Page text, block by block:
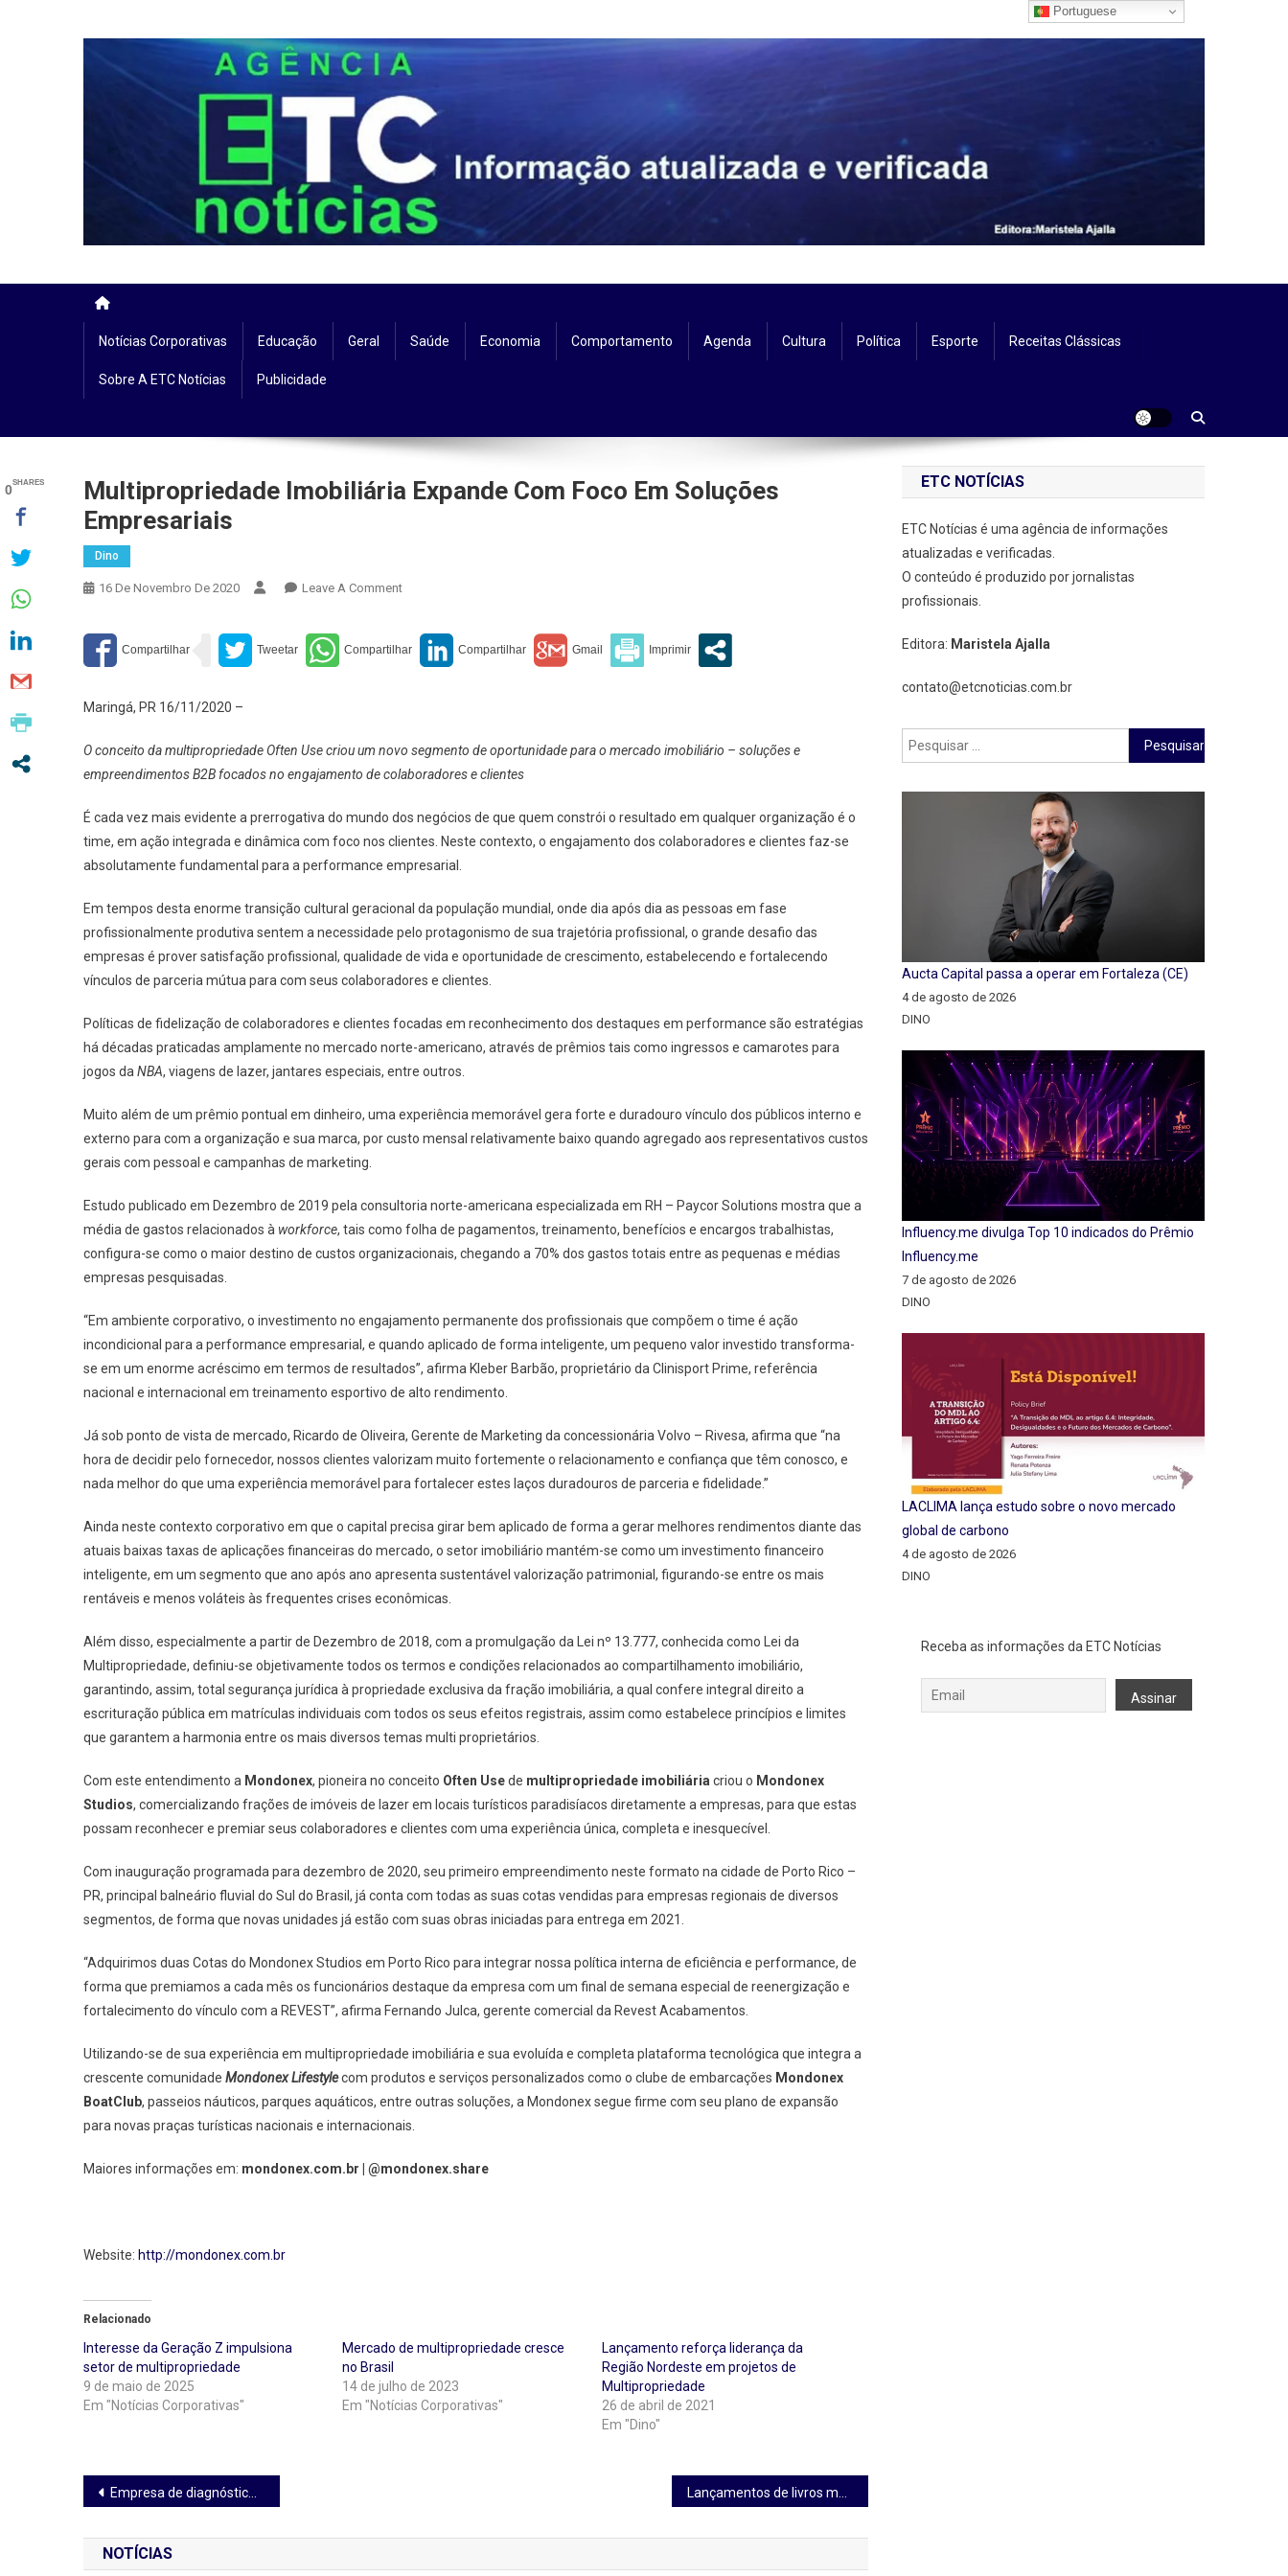
Notícias Corporativas Educação Geral Saúde Economia Comportamento Agenda Cultura Política Esporte Receitas Clássicas
Sobre A ETC Notícias Publicidade
Multipropriedade Imobiliária Expande Com Foco Em Soluções
Empresariais
Dino
16 De Novembro De 2020 Leave A CommentOn
Imobiliária
Expande
Maringá, PR 16/11/2020 –
O conceito da multipropriedade Often Use criou um novo segmento de oportunidade para o mercado imobiliário – soluções e
empreendimentos B2B focados no engajamento de colaboradores e clientes
É cada vez mais evidente a prerrogativa do mundo dos negócios de que quem constrói o resultado em qualquer organização é o
time, em ação integrada e dinâmica com foco nos clientes. Neste contexto, o engajamento dos colaboradores e clientes faz-se
absolutamente fundamental para a performance empresarial.
Em tempos desta enorme transição cultural geracional da população mundial, onde dia após dia as pessoas em fase
profissionalmente produtiva sentem a necessidade pelo protagonismo de sua trajetória profissional, o grande desafio das
empresas é prover satisfação profissional, qualidade de vida e oportunidade de crescimento, estabelecendo e fortalecendo
vínculos de parceria mútua para com seus colaboradores e clientes.
Políticas de fidelização de colaboradores e clientes focadas em reconhecimento dos destaques em performance são estratégias
há décadas praticadas amplamente no mercado norte-americano, através de prêmios tais como ingressos e camarotes para
jogos daNBA, viagens de lazer, jantares especiais, entre outros.
Muito além de um prêmio pontual em dinheiro, uma experiência memorável gera forte e duradouro vínculo dos públicos interno e
externo para com a organização e sua marca, por custo mensal relativamente baixo quando agregado aos representativos custos
gerais com pessoal e campanhas de marketing.
Estudo publicado em Dezembro de 2019 pela consultoria norte-americana especializada em RH – Paycor Solutions mostra que a
média de gastos relacionados à workforce, tais como folha de pagamentos, treinamento, benefícios e encargos trabalhistas,
configura-se como o maior destino de custos organizacionais, chegando a 70% dos gastos totais entre as pequenas e médias
empresas pesquisadas.
“Em ambiente corporativo, o investimento no engajamento permanente dos profissionais que compõem o time é ação
incondicional para a performance empresarial, e quando aplicado de forma inteligente, um pequeno valor investido transforma-
se em um enorme acréscimo em termos de resultados”, afirma Kleber Barbão, proprietário da Clinisport Prime, referência
nacional e internacional em treinamento esportivo de alto rendimento.
Já sob ponto de vista de mercado, Ricardo de Oliveira, Gerente de Marketing da concessionária Volvo – Rivesa, afirma que “na
hora de decidir pelo fornecedor, nossos clientes valorizam muito fortemente o relacionamento e confiança que têm conosco, e
nada melhor do que uma experiência memorável para fortalecer estes laços duradouros de parceria e fidelidade.”
Ainda neste contexto corporativo em que o capital precisa girar bem aplicado de forma a gerar melhores rendimentos diante das
atuais baixas taxas de aplicações financeiras do mercado, o setor imobiliário mantém-se como um investimento financeiro
inteligente, em um segmento que ano após ano apresenta sustentável valorização patrimonial, figurando-se entre os mais
rentáveis e menos voláteis às frequentes crises econômicas.
Além disso, especialmente a partir de Dezembro de 2018, com a promulgação da Lei nº 13.777, conhecida como Lei da
Multipropriedade, definiu-se objetivamente todos os termos e condições relacionados ao compartilhamento imobiliário,
garantindo, assim, total segurança jurídica à propriedade exclusiva da fração imobiliária, a qual confere integral direito a
escrituração pública em matrículas individuais com todos os seus efeitos registrais, assim como estabelece princípios e limites
que garantem a harmonia entre os mais diversos temas multi proprietários.
Com este entendimento a Mondonex, pioneira no conceito Often Usede multipropriedade imobiliáriacriou o Mondonex
Studios, comercializando frações de imóveis de lazer em locais turísticos paradisíacos diretamente a empresas, para que estas
possam reconhecer e premiar seus colaboradores e clientes com uma experiência única, completa e inesquecível.
Com inauguração programada para dezembro de 2020, seu primeiro empreendimento neste formato na cidade de Porto Rico –
PR, principal balneário fluvial do Sul do Brasil, já conta com todas as suas cotas vendidas para empresas regionais de diversos
segmentos, de forma que novas unidades já estão com suas obras iniciadas para entrega em 2021.
“Adquirimos duas Cotas do Mondonex Studios em Porto Rico para integrar nossa política interna de eficiência e performance, de
forma que premiamos a cada mês os funcionários destaque da empresa com um final de semana especial de reenergização e
fortalecimento do vínculo com a REVEST”, afirma Fernando Julca, gerente comercial da Revest Acabamentos.
Utilizando-se de sua experiência em multipropriedade imobiliária e sua evoluída e completa plataforma tecnológica que integra a
crescente comunidade Mondonex Lifestylecom produtos e serviços personalizados como o clube de embarcações Mondonex
BoatClub, passeios náuticos, parques aquáticos, entre outras soluções, a Mondonex segue firme com seu plano de expansão
para novas praças turísticas nacionais e internacionais.
Maiores informações em: mondonex.com.br | @mondonex.share
Website: http://mondonex.com.br
Relacionado
Interesse da Geração Z impulsiona
setor de multipropriedade
9 de maio de 2025
Em "Notícias Corporativas"
Mercado de multipropriedade cresce
no Brasil
14 de julho de 2023
Em "Notícias Corporativas"
Lançamento reforça liderança da
Região Nordeste em projetos de
Multipropriedade
26 de abril de 2021
Em "Dino"
Navegação
de
Post
Empresa de diagnósticos registra crescimento além das expectativas e lança novos produtos Lançamentos de livros marcam o 1º Simpósio Internacional de Direito Médico e da Saúde
NOTÍCIAS
ETC NOTÍCIAS
ETC Notícias é uma agência de informações
atualizadas e verificadas.
O conteúdo é produzido por jornalistas
profissionais.
Editora: Maristela Ajalla
contato@etcnoticias.com.br
Pesquisar
por:
Aucta Capital passa a operar em Fortaleza (CE)
4 de agosto de 2026
DINO
Influency.me divulga Top 10 indicados do Prêmio
Influency.me
7 de agosto de 2026
DINO
LACLIMA lança estudo sobre o novo mercado
global de carbono
4 de agosto de 2026
DINO
Receba as informações da ETC Notícias
Portuguese
0SHARES